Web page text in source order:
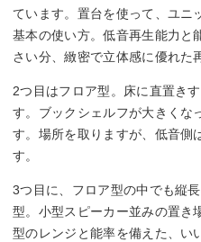
ています。置台を使って、ユニ
基本の使い方。低音再生能力と
さい分、緻密で立体感に優れた
2つ目はフロア型。床に直置き
す。ブックシェルフが大きくな
す。場所を取りますが、低音側
す。
3つ目に、フロア型の中でも縦
型。小型スピーカー並みの置き
型のレンジと能率を備えた、い